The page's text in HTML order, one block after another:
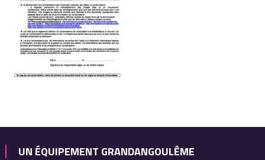
UN ÉQUIPEMENT GRANDANGOULÊME